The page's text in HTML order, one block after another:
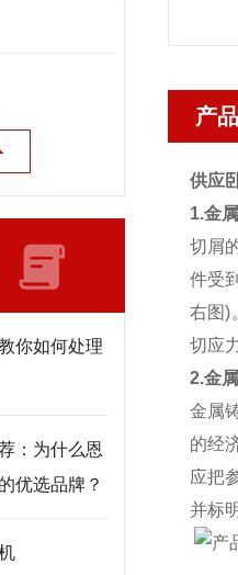
你如何处理
：为什么恩
优选品牌？
产
供应
1.金
切屑
件受
右图)
切应
2.金
金属
的经
应把
并标